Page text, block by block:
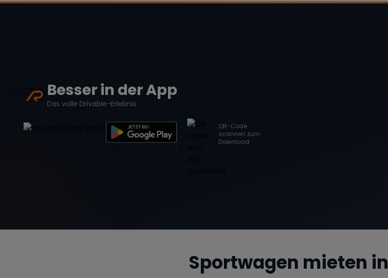
Besser in der App
Das volle Drivable-Erlebnis
QR-Code
scannen zum
Download
Sportwagen mieten in